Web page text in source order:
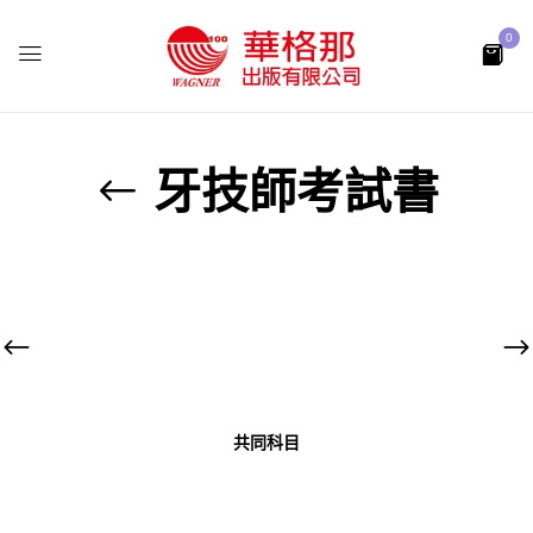
0
牙技師考試書
共同科目